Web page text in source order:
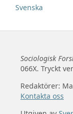
Svenska
Sociologisk
066X. Tryckt
Redaktörer:
Kontakta oss